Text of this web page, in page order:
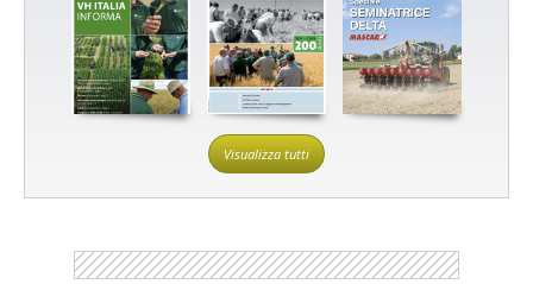
Visualizza tutti